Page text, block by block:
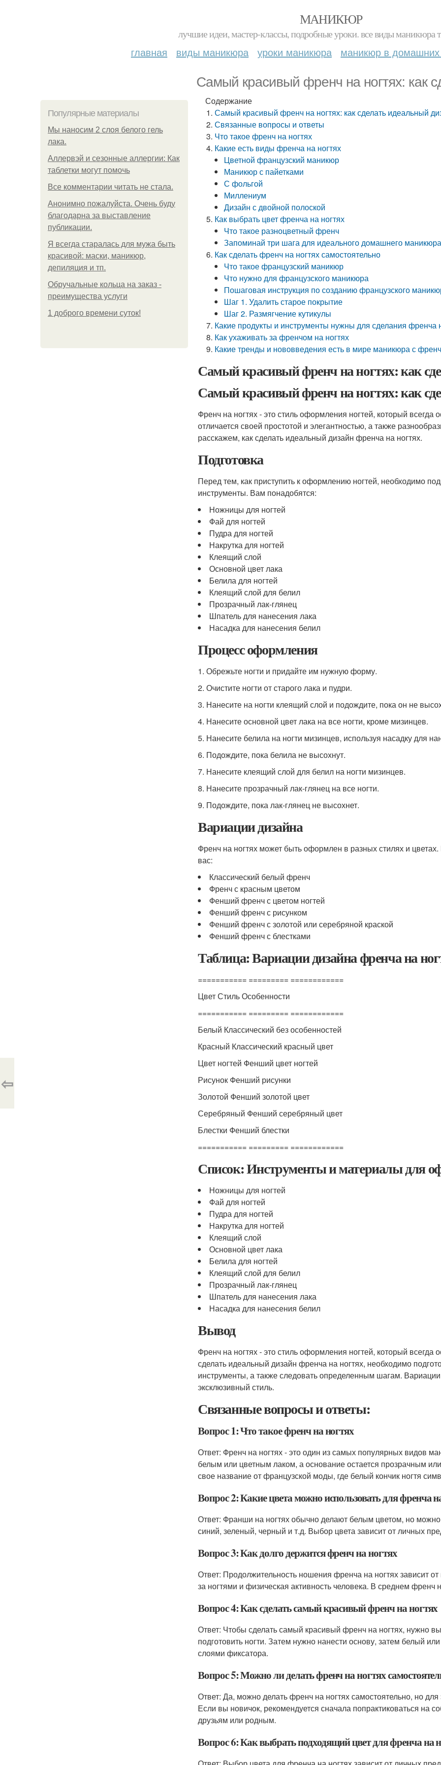
МАНИКЮР
лучшие идеи, мастер-классы, подробные уроки. все виды маникюра
главная виды маникюра уроки маникюра маникюр в домашних
Самый красивый френч на ногтях: как
Популярные материалы
Мы наносим 2 слоя белого гель
лака.
Аллервэй и сезонные аллергии: Как
таблетки могут помочь
Все комментарии читать не стала.
Анонимно пожалуйста. Очень буду
благодарна за выставление
публикации.
Я всегда старалась для мужа быть
красивой: маски, маникюр,
депиляция и тп.
Обручальные кольца на заказ -
преимущества услуги
1 доброго времени суток!
Содержание
Самый красивый френч на ногтях: как сделать идеальный
Связанные вопросы и ответы
Что такое френч на ногтях
Какие есть виды френча на ногтях
Цветной французский маникюр
Маникюр с пайетками
С фольгой
Миллениум
Дизайн с двойной полоской
Как выбрать цвет френча на ногтях
Что такое разноцветный френч
Запоминай три шага для идеального домашнего
Как сделать френч на ногтях самостоятельно
Что такое французский маникюр
Что нужно для французского маникюра
Пошаговая инструкция по созданию французского
Шаг 1. Удалить старое покрытие
Шаг 2. Размягчение кутикулы
Какие продукты и инструменты нужны для сделания френча
Как ухаживать за френчом на ногтях
Какие тренды и нововведения есть в мире маникюра с
Самый красивый френч на ногтях: как
Самый красивый френч на ногтях: как
Френч на ногтях - это стиль оформления ногтей, который
отличается своей простотой и элегантностью, а также
расскажем, как сделать идеальный дизайн френча на ногтях.
Подготовка
Перед тем, как приступить к оформлению ногтей, необходимо
инструменты. Вам понадобятся:
Ножницы для ногтей
Фай для ногтей
Пудра для ногтей
Накрутка для ногтей
Клеящий слой
Основной цвет лака
Белила для ногтей
Клеящий слой для белил
Прозрачный лак-глянец
Шпатель для нанесения лака
Насадка для нанесения белил
Процесс оформления
1. Обрежьте ногти и придайте им нужную форму.
2. Очистите ногти от старого лака и пудри.
3. Нанесите на ногти клеящий слой и подождите, пока он не
4. Нанесите основной цвет лака на все ногти, кроме мизинцев.
5. Нанесите белила на ногти мизинцев, используя насадку для
6. Подождите, пока белила не высохнут.
7. Нанесите клеящий слой для белил на ногти мизинцев.
8. Нанесите прозрачный лак-глянец на все ногти.
9. Подождите, пока лак-глянец не высохнет.
Вариации дизайна
Френч на ногтях может быть оформлен в разных стилях и
вас:
Классический белый френч
Френч с красным цветом
Фенший френч с цветом ногтей
Фенший френч с рисунком
Фенший френч с золотой или серебряной краской
Фенший френч с блестками
Таблица: Вариации дизайна френча на
=========== ========= ============
Цвет Стиль Особенности
=========== ========= ============
Белый Классический без особенностей
Красный Классический красный цвет
Цвет ногтей Фенший цвет ногтей
Рисунок Фенший рисунки
Золотой Фенший золотой цвет
Серебряный Фенший серебряный цвет
Блестки Фенший блестки
=========== ========= ============
Список: Инструменты и материалы для
Ножницы для ногтей
Фай для ногтей
Пудра для ногтей
Накрутка для ногтей
Клеящий слой
Основной цвет лака
Белила для ногтей
Клеящий слой для белил
Прозрачный лак-глянец
Шпатель для нанесения лака
Насадка для нанесения белил
Вывод
Френч на ногтях - это стиль оформления ногтей, который
сделать идеальный дизайн френча на ногтях, необходимо
инструменты, а также следовать определенным шагам.
эксклюзивный стиль.
Связанные вопросы и ответы:
Вопрос 1: Что такое френч на ногтях
Ответ: Френч на ногтях - это один из самых популярных видов
белым или цветным лаком, а основание остается прозрачным
свое название от французской моды, где белый кончик ногтя
Вопрос 2: Какие цвета можно использовать для френча
Ответ: Франши на ногтях обычно делают белым цветом, но можно
синий, зеленый, черный и т.д. Выбор цвета зависит от личных
Вопрос 3: Как долго держится френч на ногтях
Ответ: Продолжительность ношения френча на ногтях зависит от
за ногтями и физическая активность человека. В среднем френч
Вопрос 4: Как сделать самый красивый френч на ногтях
Ответ: Чтобы сделать самый красивый френч на ногтях, нужно
подготовить ногти. Затем нужно нанести основу, затем белый
слоями фиксатора.
Вопрос 5: Можно ли делать френч на ногтях
Ответ: Да, можно делать френч на ногтях самостоятельно, но
Если вы новичок, рекомендуется сначала попрактиковаться на
друзьям или родным.
Вопрос 6: Как выбрать подходящий цвет для френча на
⇦